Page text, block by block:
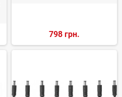
798 грн.